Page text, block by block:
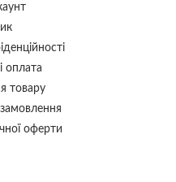
оплата
товару
оферти